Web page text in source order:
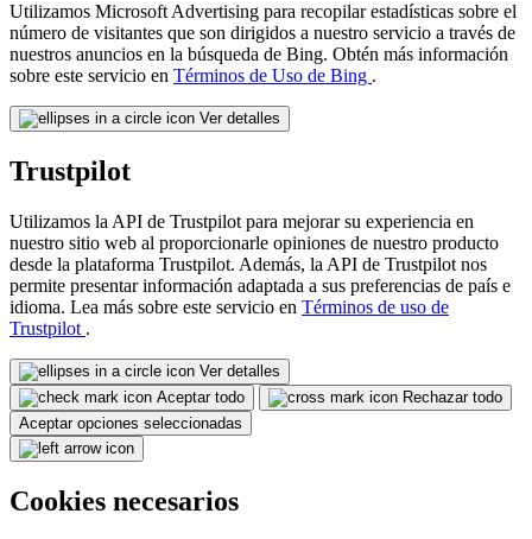
Utilizamos Microsoft Advertising para recopilar estadísticas sobre el
número de visitantes que son dirigidos a nuestro servicio a través de
nuestros anuncios en la búsqueda de Bing. Obtén más información
sobre este servicio en Términos de Uso de Bing .
Ver detalles
Trustpilot
Utilizamos la API de Trustpilot para mejorar su experiencia en
nuestro sitio web al proporcionarle opiniones de nuestro producto
desde la plataforma Trustpilot. Además, la API de Trustpilot nos
permite presentar información adaptada a sus preferencias de país e
idioma. Lea más sobre este servicio en Términos de uso de
Trustpilot .
Ver detalles
Aceptar todo
Rechazar todo
Aceptar opciones seleccionadas
Cookies necesarios